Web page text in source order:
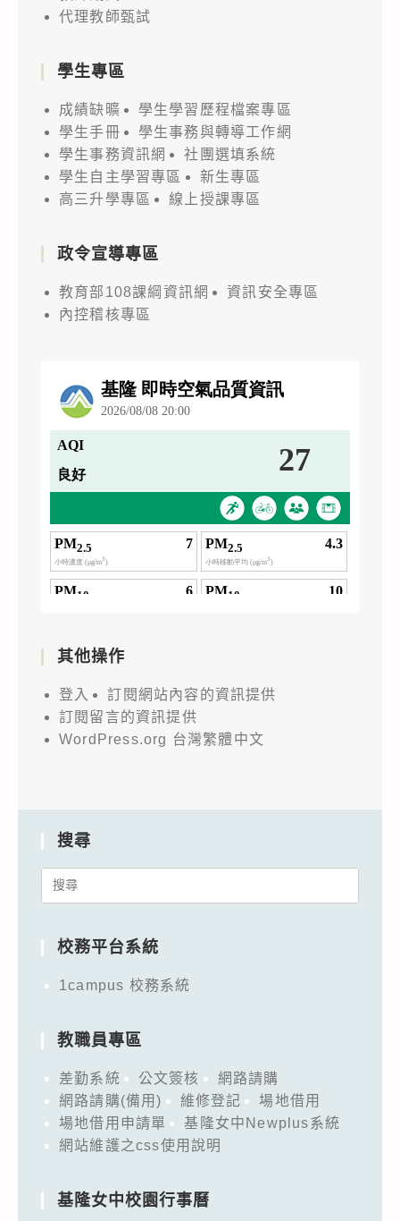
代理教師甄試
學生專區
成績缺曠
學生學習歷程檔案專區
學生手冊
學生事務與轉導工作網
學生事務資訊網
社團選填系統
學生自主學習專區
新生專區
高三升學專區
線上授課專區
政令宣導專區
教育部108課綱資訊網
資訊安全專區
內控稽核專區
其他操作
登入
訂閱網站內容的資訊提供
訂閱留言的資訊提供
WordPress.org 台灣繁體中文
搜尋
Search
校務平台系統
1campus 校務系統
教職員專區
差勤系統 公文簽核
網路請購
網路請購(備用)
維修登記
場地借用
場地借用申請單
基隆女中Newplus系統
網站維護之css使用說明
基隆女中校園行事曆